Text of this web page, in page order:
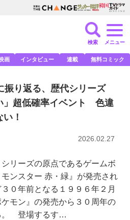
検索 メニュー
画 インタビュー 連載 無料コミック
振り返る、歴代シリーズ
」超低確率イベント 色違
！
2026.02.27
シリーズの原点であるゲームボ
ンスター 赤・緑』が発売され
０年前となる１９９６年２月
モン』の発売から３０周年の
。 登場するす…